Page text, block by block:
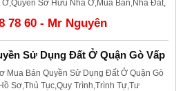
Ở,Quyền Sỡ Hữu Nhà Ở,Mua Bán,Nhà Đất,
78 60 - Mr Nguyên
Sử Dụng Đất Ở Quận Gò Vấp
Mua Bán Quyền Sử Dụng Đất Ở Quận Gò
Sơ,Thủ Tục,Quy Trình,Trình Tự,Tư